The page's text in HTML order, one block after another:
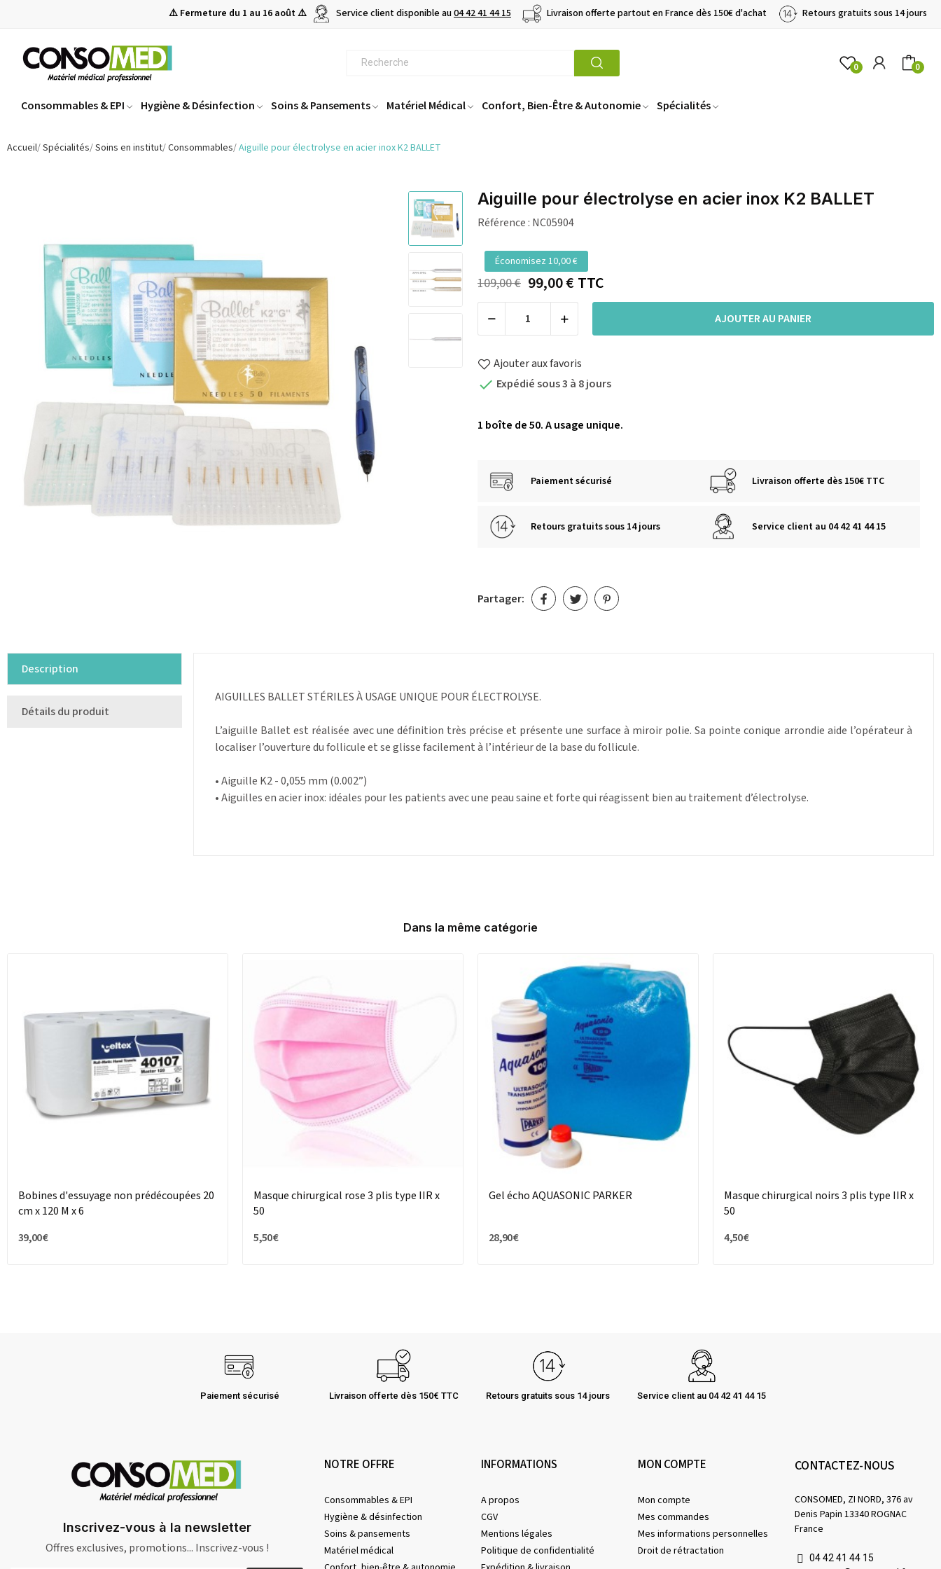
⚠️ Fermeture du 1 au 16 août ⚠️ Service client disponible au04 42 41 44 15 Livraison offerte partout en France dès 150€ d'achat Retours gratuits sous 14 jours
0 0
Consommables & EPI Hygiène & Désinfection Soins & Pansements Matériel Médical Confort, Bien-Être & Autonomie Spécialités
Accueil Spécialités Soins en institut Consommables Aiguille pour électrolyse en acier inox K2 BALLET
Aiguille pour électrolyse en acier inox K2 BALLET
Référence : NC05904
Économisez 10,00 €
109,00 € 99,00 €TTC
AJOUTER AU PANIER
Ajouter aux favoris
 Expédié sous 3 à 8 jours
1 boîte de 50. A usage unique.
Paiement sécurisé Livraison offerte dès 150€ TTC
Retours gratuits sous 14 jours Service client au 04 42 41 44 15
Partager:
Description
Détails du produit
AIGUILLES BALLET STÉRILES À USAGE UNIQUE POUR ÉLECTROLYSE.
L’aiguille Ballet est réalisée avec une définition très précise et présente une surface à miroir polie. Sa pointe conique arrondie aide l’opérateur à
localiser l’ouverture du follicule et se glisse facilement à l’intérieur de la base du follicule.
• Aiguille K2 - 0,055 mm (0.002”)
• Aiguilles en acier inox: idéales pour les patients avec une peau saine et forte qui réagissent bien au traitement d’électrolyse.
Dans la même catégorie
Bobines d'essuyage non prédécoupées 20
cm x 120 M x 6
39,00 €
Masque chirurgical rose 3 plis type IIR x
50
5,50 €
Gel écho AQUASONIC PARKER
28,90 €
Masque chirurgical noirs 3 plis type IIR x
50
4,50 €
Paiement sécurisé Livraison offerte dès 150€ TTC Retours gratuits sous 14 jours Service client au 04 42 41 44 15
Inscrivez-vous à la newsletter
Offres exclusives, promotions... Inscrivez-vous !
NOTRE OFFRE
Consommables & EPI
Hygiène & désinfection
Soins & pansements
Matériel médical
INFORMATIONS
A propos
CGV
Mentions légales
Politique de confidentialité
MON COMPTE
Mon compte
Mes commandes
Mes informations personnelles
Droit de rétractation
CONTACTEZ-NOUS
CONSOMED, ZI NORD, 376 av
Denis Papin 13340 ROGNAC
France
04 42 41 44 15